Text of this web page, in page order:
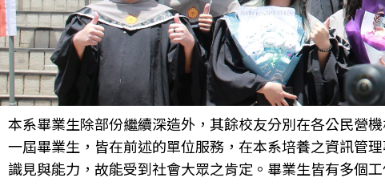
本系畢業生除部份繼續深造外，其餘校友分別在各公民營
一屆畢業生，皆在前述的單位服務，在本系培養之資訊管
識見與能力，故能受到社會大眾之肯定。畢業生皆有多個